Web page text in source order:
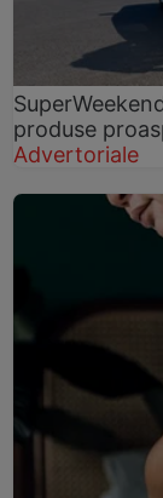
produse
Advertoriale